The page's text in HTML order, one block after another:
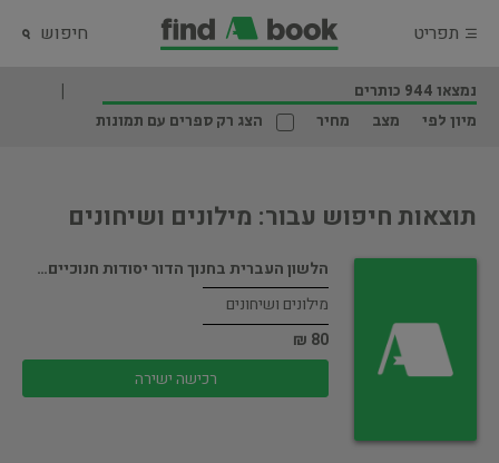
תפריט חיפוש
נמצאו 944 כותרים
מיון לפי
מצב מחיר הצג רק ספרים עם תמונות
תוצאות חיפוש עבור: מילונים ושיחונים
הלשון העברית בחנוך הדור יסודות חנוכיים…
מילונים ושיחונים
80 ₪
רכישה ישירה